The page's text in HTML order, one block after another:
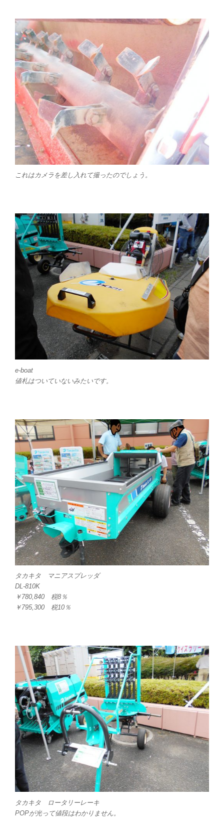
これはカメラを差し入れて撮ったのでしょう。
e-boat
値札はついていないみたいです。
タカキタ マニアスプレッダ
DL-810K
￥780,840 税8％
￥795,300 税10％
タカキタ ロータリーレーキ
POPが光って値段はわかりません。